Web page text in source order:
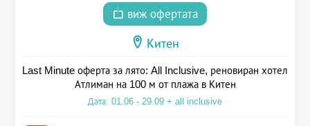
виж офертата
Китен
Last Minute оферта за лято: All Inclusive, реновиран хотел
Атлиман на 100 м от плажа в Китен
Дата: 01.06 - 29.09 + all inclusive